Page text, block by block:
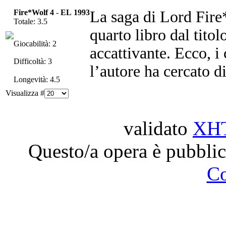
La saga di Lord
quarto libro dal
accattivante. Ecco,
l’autore ha cercato
Fire*Wolf 4 - EL 1993
Totale: 3.5
Giocabilità: 2
Difficoltà: 3
Longevità: 4.5
Visualizza #
validato
Questo/a opera è